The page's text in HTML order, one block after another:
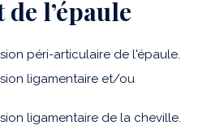
l’épaule
péri-articulaire de l'épaule.
ligamentaire et/ou
ligamentaire de la cheville.